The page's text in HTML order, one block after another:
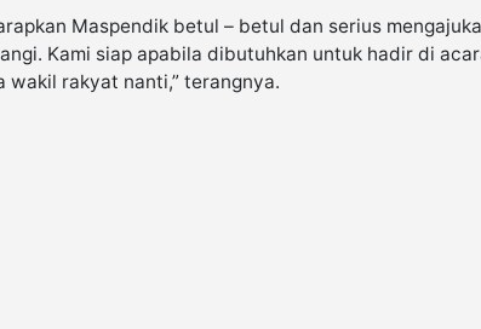
Maspendik betul – betul dan serius
Kami siap apabila dibutuhkan untuk hadir di
wakil rakyat nanti,” terangnya.